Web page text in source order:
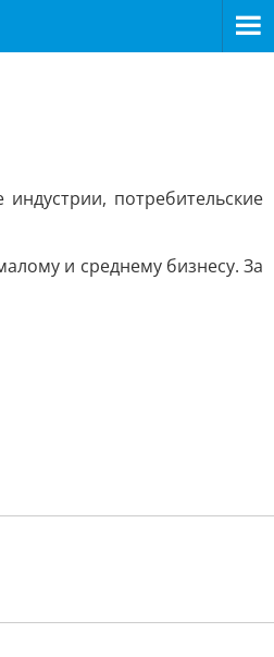
потребительские
и среднему бизнесу. За